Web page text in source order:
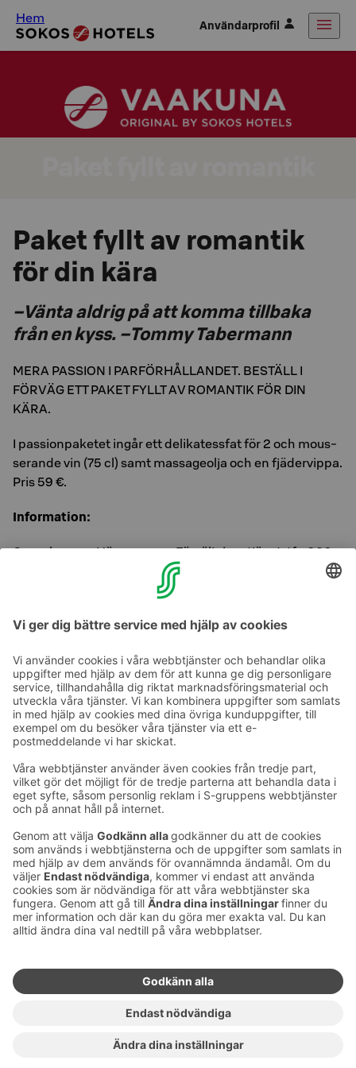
Hem Användarprofil
Paket fyllt av romantik
för din kära
–Vänta ald­rig på att komma till­ba­ka
från en kyss. –Tommy Ta­ber­mann
MERA PASSION I PARFÖRHÅLLANDET. BESTÄLL I
FÖRVÄG ETT PAKET FYLLT AV ROMANTIK FÖR DIN
KÄRA.
I passionpaketet ingår ett de­li­ka­tess­fat för 2 och mous­
se­ran­de vin (75 cl) samt mas­sa­geol­ja och en fjä­der­vip­pa.
Pris 59 €.
In­for­ma­tion:
Osu­uskaup­pa Hä­me­en­maa För­sälj­nings­tjänst, tfn 020
1234 654, eller di­rekt via ho­tel­let.
te­le­fon 0,0835 €/sam­tal + 0,1717 €/min)
Ta kontakt
Kontaktuppgifter till hotellen
Feedback
Ge feedback
Sokos Hotels nyhetsbrev
nyhetsbrev
Du får Sokos Hotellens senaste
förmåner och nyheter till din e-
post varje månad.
Utmärkelser och certifikat
Sokos Hotels i sociala medier
Sokos
Hotels på
Sokos
Hotels på
Sokos
Hotels
på
Sokos
Hotels i
Linkedin